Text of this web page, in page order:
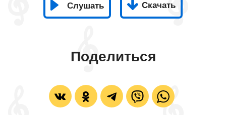
Слушать Скачать
Поделиться